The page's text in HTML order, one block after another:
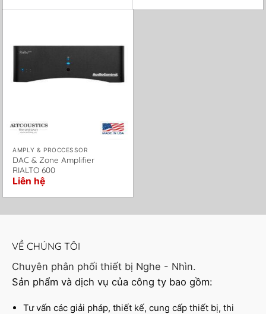
AMPLY & PROCCESSOR
DAC & Zone Amplifier
RIALTO 600
Liên hệ
VỀ CHÚNG TÔI
Chuyên phân phối thiết bị Nghe - Nhìn.
Sản phẩm và dịch vụ của công ty bao gồm:
Tư vấn các giải pháp, thiết kế, cung cấp thiết bị, thi